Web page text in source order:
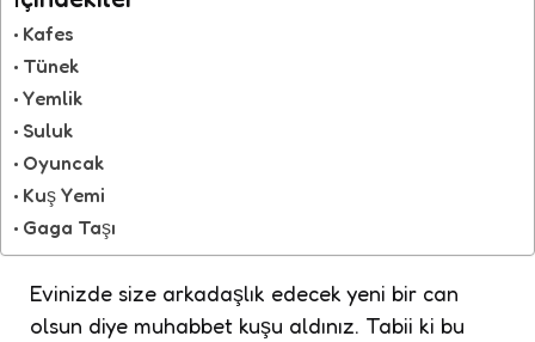
Kafes
Tünek
Yemlik
Suluk
Oyuncak
Kuş Yemi
Gaga Taşı
Evinizde size arkadaşlık edecek yeni bir can
olsun diye muhabbet kuşu aldınız. Tabii ki bu